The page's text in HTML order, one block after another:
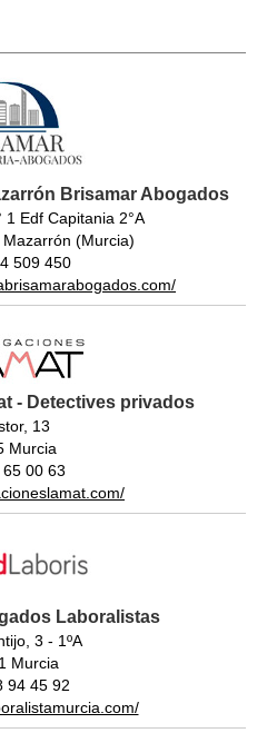
Brisamar Abogados
1 Edf Capitania 2°A
(Murcia)
509 450
- Detectives privados
13
Murcia
65 00 63
Laboralistas
3 - 1ºA
Murcia
94 45 92